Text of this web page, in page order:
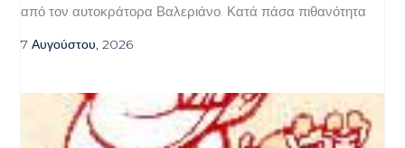
από τον αυτοκράτορα Βαλεριάνο. Κατά πάσα πιθανότητα
7 Αυγούστου, 2026